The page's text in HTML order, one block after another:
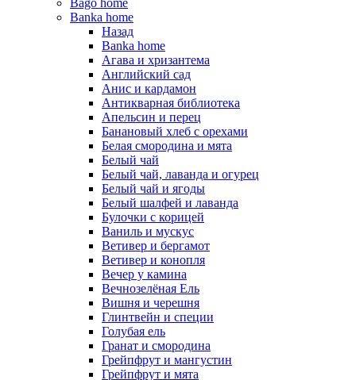
Bago home
Banka home
Назад
Banka home
Агава и хризантема
Английский сад
Анис и кардамон
Антикварная библиотека
Апельсин и перец
Банановый хлеб с орехами
Белая смородина и мята
Белый чай
Белый чай, лаванда и огурец
Белый чай и ягоды
Белый шалфей и лаванда
Булочки с корицей
Ваниль и мускус
Ветивер и бергамот
Ветивер и конопля
Вечер у камина
Вечнозелёная Ель
Вишня и черешня
Глинтвейн и специи
Голубая ель
Гранат и смородина
Грейпфрут и мангустин
Грейпфрут и мята